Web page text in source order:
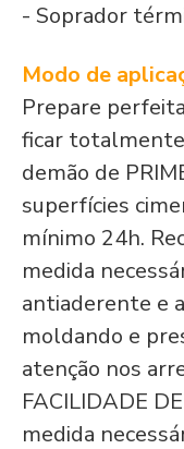
- Soprador
Modo de
Prepare
ficar
demão de
superfícies
mínimo 24h.
medida
antiaderente e
moldando e
atenção nos
FACILIDADE
medida